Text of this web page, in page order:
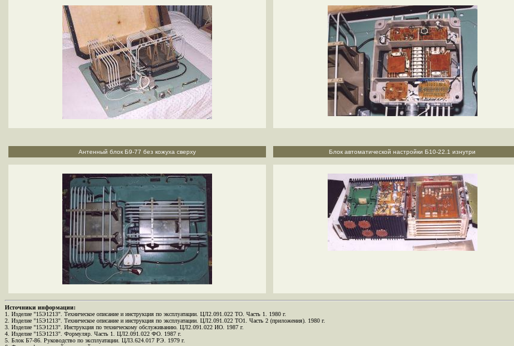
Антенный блок Б9-77 без кожуха сверху Блок автоматической настройки Б10-22.1 изнутри
Источники информации:
1. Изделие "15Э1213". Техническое описание и инструкция по эксплуатации. ЦЛ2.091.022 ТО. Часть 1. 1980 г.
2. Изделие "15Э1213". Техническое описание и инструкция по эксплуатации. ЦЛ2.091.022 ТО1. Часть 2 (приложения). 1980 г.
3. Изделие "15Э1213". Инструкция по техническому обслуживанию. ЦЛ2.091.022 ИО. 1987 г.
4. Изделие "15Э1213". Формуляр. Часть 1. ЦЛ2.091.022 ФО. 1987 г.
5. Блок Б7-86. Руководство по эксплуатации. ЦЛ3.624.017 РЭ. 1979 г.